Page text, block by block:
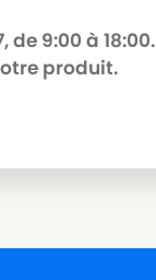
de 9:00 à 18:00.
produit.